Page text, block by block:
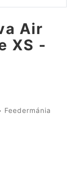
Air
XS -
Feedermánia